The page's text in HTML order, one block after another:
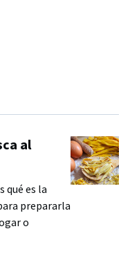
al
qué es la
prepararla
o